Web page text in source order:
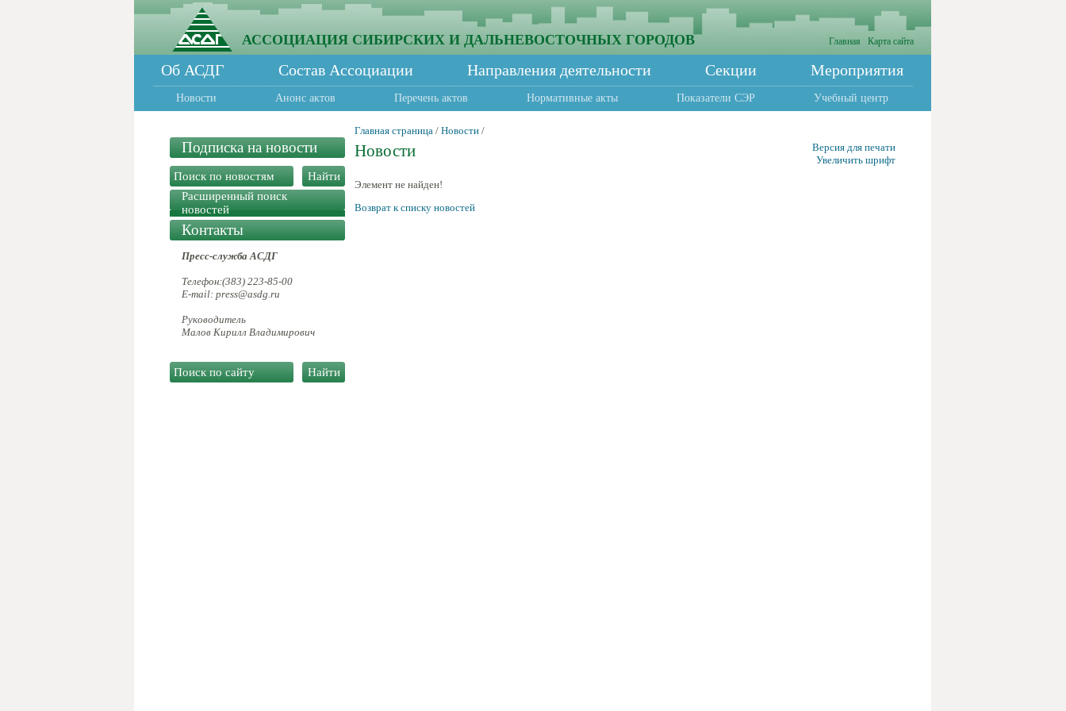
АССОЦИАЦИЯ СИБИРСКИХ И ДАЛЬНЕВОСТОЧНЫХ ГОРОДОВ Главная Карта сайта
Об АСДГ Состав Ассоциации Направления деятельности Секции Мероприятия
Новости Анонс актов Перечень актов Нормативные акты Показатели СЭР Учебный центр
Подписка на новости
Расширенный поиск
новостей
Контакты
Пресс-служба АСДГ
Телефон:(383) 223-85-00
E-mail: press@asdg.ru
Руководитель
Малов Кирилл Владимирович
Главная страница / Новости /
Новости
Версия для печати
Увеличить шрифт
Элемент не найден!
Возврат к списку новостей